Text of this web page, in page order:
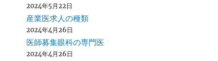
2024年5月22日
産業医求人の種類
2024年4月26日
医師募集眼科の専門医
2024年4月26日